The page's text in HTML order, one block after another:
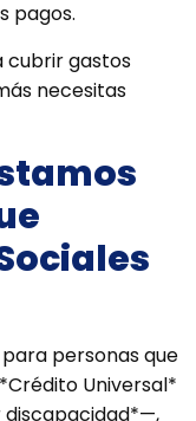
pagos.
cubrir gastos
necesitas
personas que
Universal*
discapacidad*—,